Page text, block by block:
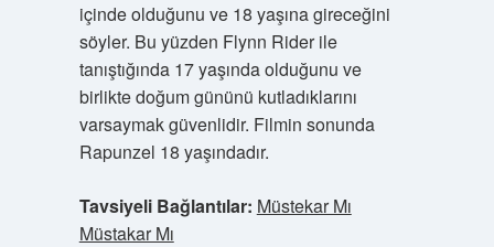
içinde olduğunu ve 18 yaşına gireceğini
söyler. Bu yüzden Flynn Rider ile
tanıştığında 17 yaşında olduğunu ve
birlikte doğum gününü kutladıklarını
varsaymak güvenlidir. Filmin sonunda
Rapunzel 18 yaşındadır.
Tavsiyeli Bağlantılar: Müstekar Mı
Müstakar Mı